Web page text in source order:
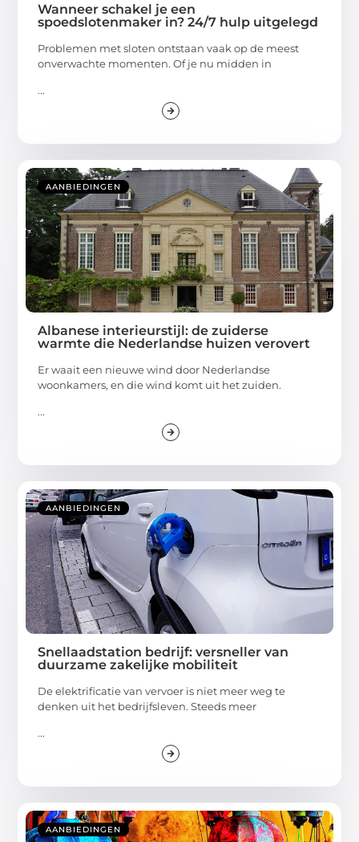
Wanneer schakel je een
spoedslotenmaker in? 24/7 hulp uitgelegd
Problemen met sloten ontstaan vaak op de meest
onverwachte momenten. Of je nu midden in
...
AANBIEDINGEN
Albanese interieurstijl: de zuiderse
warmte die Nederlandse huizen verovert
Er waait een nieuwe wind door Nederlandse
woonkamers, en die wind komt uit het zuiden.
...
AANBIEDINGEN
Snellaadstation bedrijf: versneller van
duurzame zakelijke mobiliteit
De elektrificatie van vervoer is niet meer weg te
denken uit het bedrijfsleven. Steeds meer
...
AANBIEDINGEN